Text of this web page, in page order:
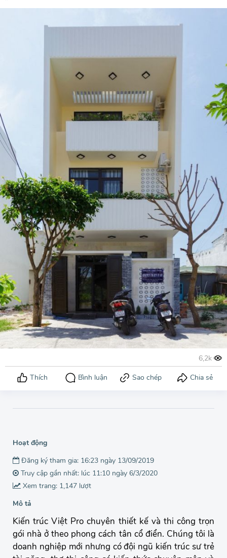
Hoạt động
Đăng ký tham gia: 16:23 ngày 13/09/2019
Truy cập gần nhất: lúc 11:10 ngày 6/3/2020
Xem trang: 1,147 lượt
Mô tả
Kiến trúc Việt Pro chuyên thiết kế và thi công trọn
gói nhà ở theo phong cách tân cổ điển. Chúng tôi là
doanh nghiệp mới nhưng có đội ngũ kiến trúc sư trẻ